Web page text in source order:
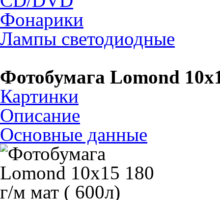
Фонарики
Лампы светодиодные
Фотобумага Lomond
Картинки
Описание
Основные данные